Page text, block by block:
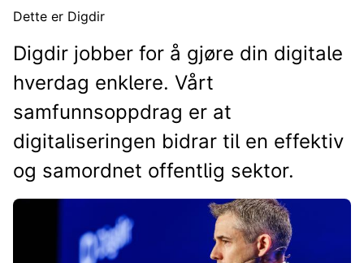
Dette er Digdir
Digdir jobber for å gjøre din digitale
hverdag enklere. Vårt
samfunnsoppdrag er at
digitaliseringen bidrar til en effektiv
og samordnet offentlig sektor.